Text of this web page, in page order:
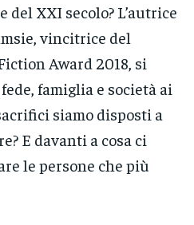
XXI secolo? L’autrice
vincitrice del
Award 2018, si
famiglia e società ai
siamo disposti a
E davanti a cosa ci
le persone che più